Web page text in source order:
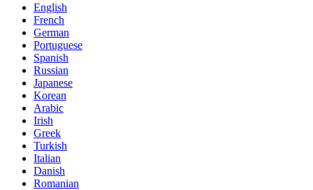
English
French
German
Portuguese
Spanish
Russian
Japanese
Korean
Arabic
Irish
Greek
Turkish
Italian
Danish
Romanian